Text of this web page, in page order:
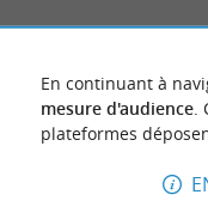
ans.
12 ans.
ans.
5€ - Gratuit
En continuant à
mesure d'audience.
plateformes